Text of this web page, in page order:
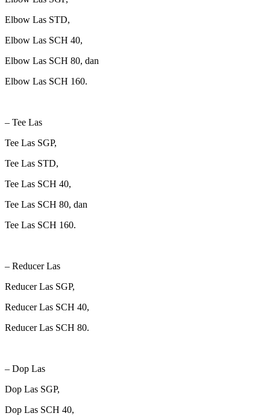
Elbow Las STD,
Elbow Las SCH 40,
Elbow Las SCH 80, dan
Elbow Las SCH 160.
– Tee Las
Tee Las SGP,
Tee Las STD,
Tee Las SCH 40,
Tee Las SCH 80, dan
Tee Las SCH 160.
– Reducer Las
Reducer Las SGP,
Reducer Las SCH 40,
Reducer Las SCH 80.
– Dop Las
Dop Las SGP,
Dop Las SCH 40,